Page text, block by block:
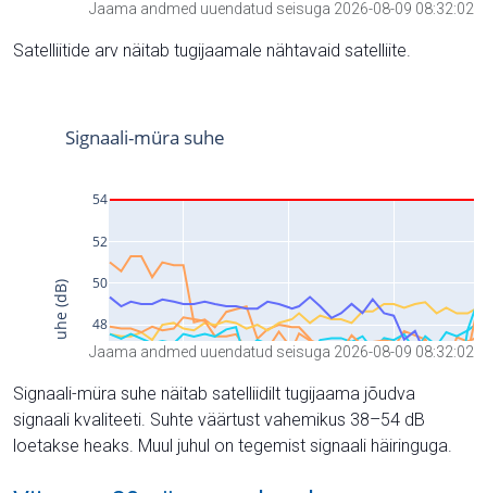
Jaama andmed uuendatud seisuga 2026-08-09 08:32:02
Satelliitide arv näitab tugijaamale nähtavaid satelliite.
Jaama andmed uuendatud seisuga 2026-08-09 08:32:02
Signaali-müra suhe näitab satelliidilt tugijaama jõudva
signaali kvaliteeti. Suhte väärtust vahemikus 38–54 dB
loetakse heaks. Muul juhul on tegemist signaali häiringuga.